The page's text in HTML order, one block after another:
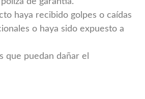
haya recibido golpes o caídas
o haya sido expuesto a
que puedan dañar el